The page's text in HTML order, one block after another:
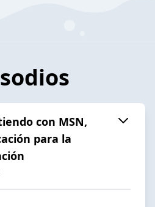
con MSN,
para la